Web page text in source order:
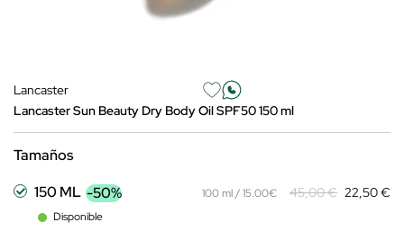
Lancaster
Lancaster Sun Beauty Dry Body Oil SPF50 150 ml
Tamaños
150 ML -50%
Disponible
100 ml / 15.00€ 45,00 € 22,50 €